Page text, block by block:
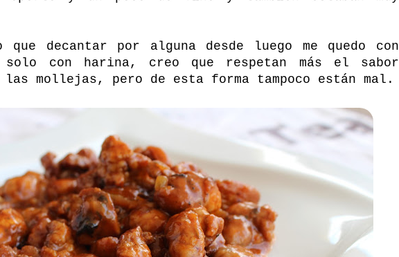
que decantar por alguna desde luego me quedo con
con harina, creo que respetan más el sabor
las mollejas, pero de esta forma tampoco están mal.